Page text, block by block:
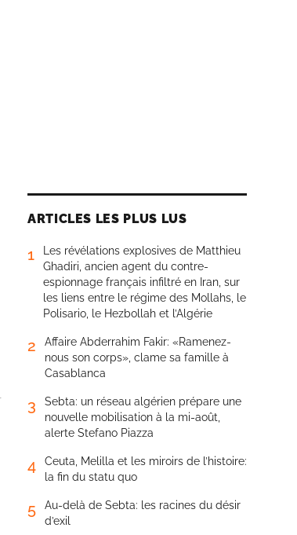
ARTICLES LES PLUS LUS
1
Les révélations explosives de Matthieu
Ghadiri, ancien agent du contre-
espionnage français infiltré en Iran, sur
les liens entre le régime des Mollahs, le
Polisario, le Hezbollah et l’Algérie
2
Affaire Abderrahim Fakir: «Ramenez-
nous son corps», clame sa famille à
Casablanca
3
Sebta: un réseau algérien prépare une
nouvelle mobilisation à la mi-août,
alerte Stefano Piazza
4
Ceuta, Melilla et les miroirs de l’histoire:
la fin du statu quo
5
Au-delà de Sebta: les racines du désir
d’exil